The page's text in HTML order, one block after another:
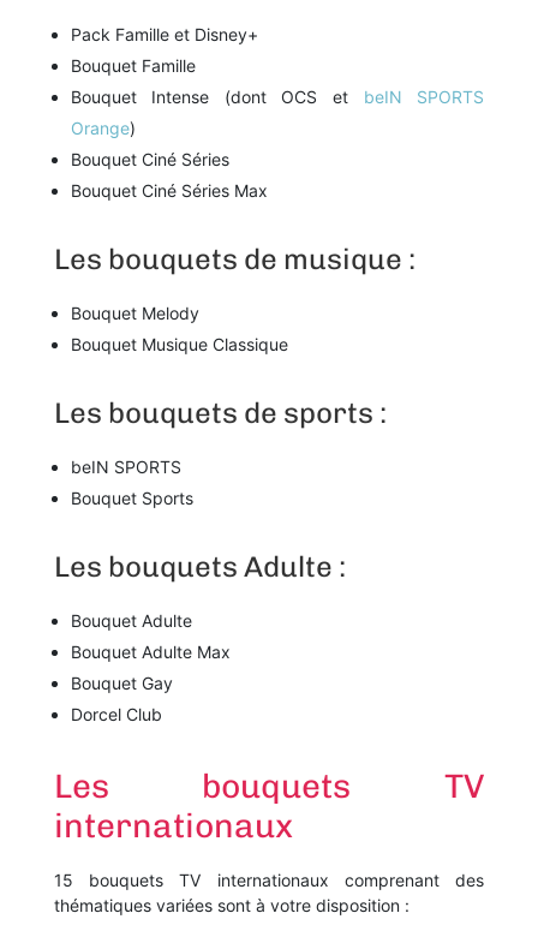
Pack Famille et Disney+
Bouquet Famille
Bouquet Intense (dont OCS et beIN SPORTS
Orange)
Bouquet Ciné Séries
Bouquet Ciné Séries Max
Les bouquets de musique :
Bouquet Melody
Bouquet Musique Classique
Les bouquets de sports :
beIN SPORTS
Bouquet Sports
Les bouquets Adulte :
Bouquet Adulte
Bouquet Adulte Max
Bouquet Gay
Dorcel Club
Les bouquets TV
internationaux
15 bouquets TV internationaux comprenant des
thématiques variées sont à votre disposition :